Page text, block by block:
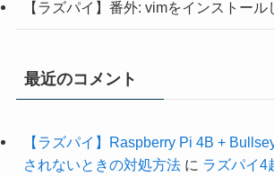
【ラズパイ】番外: vimをインストール
最近のコメント
【ラズパイ】Raspberry Pi 4B +
されないときの対処方法に ラズパイ4